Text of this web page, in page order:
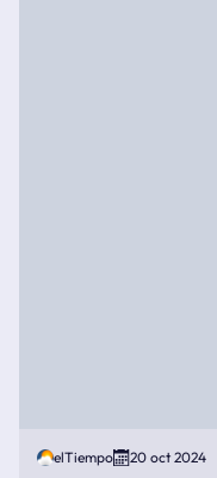
elTiempo 20 oct 2024